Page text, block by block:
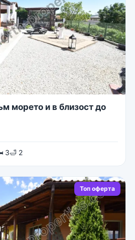
морето и в близост до
3🛁 2
Топ оферта